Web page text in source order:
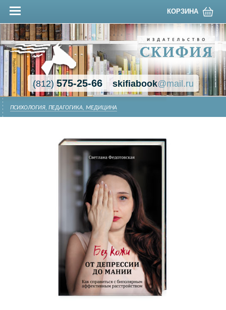
КОРЗИНА
(812)575-25-66 skifiabook@mail.ru
ПСИХОЛОГИЯ, ПЕДАГОГИКА, МЕДИЦИНА